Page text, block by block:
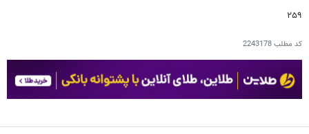
۲۵۹
کد مطلب2243178